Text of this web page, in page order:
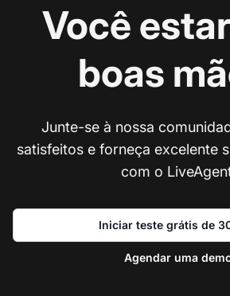
Você
boas
Junte-se à nossa
satisfeitos e forneça excelente
com o
Iniciar teste grátis de
Agendar uma